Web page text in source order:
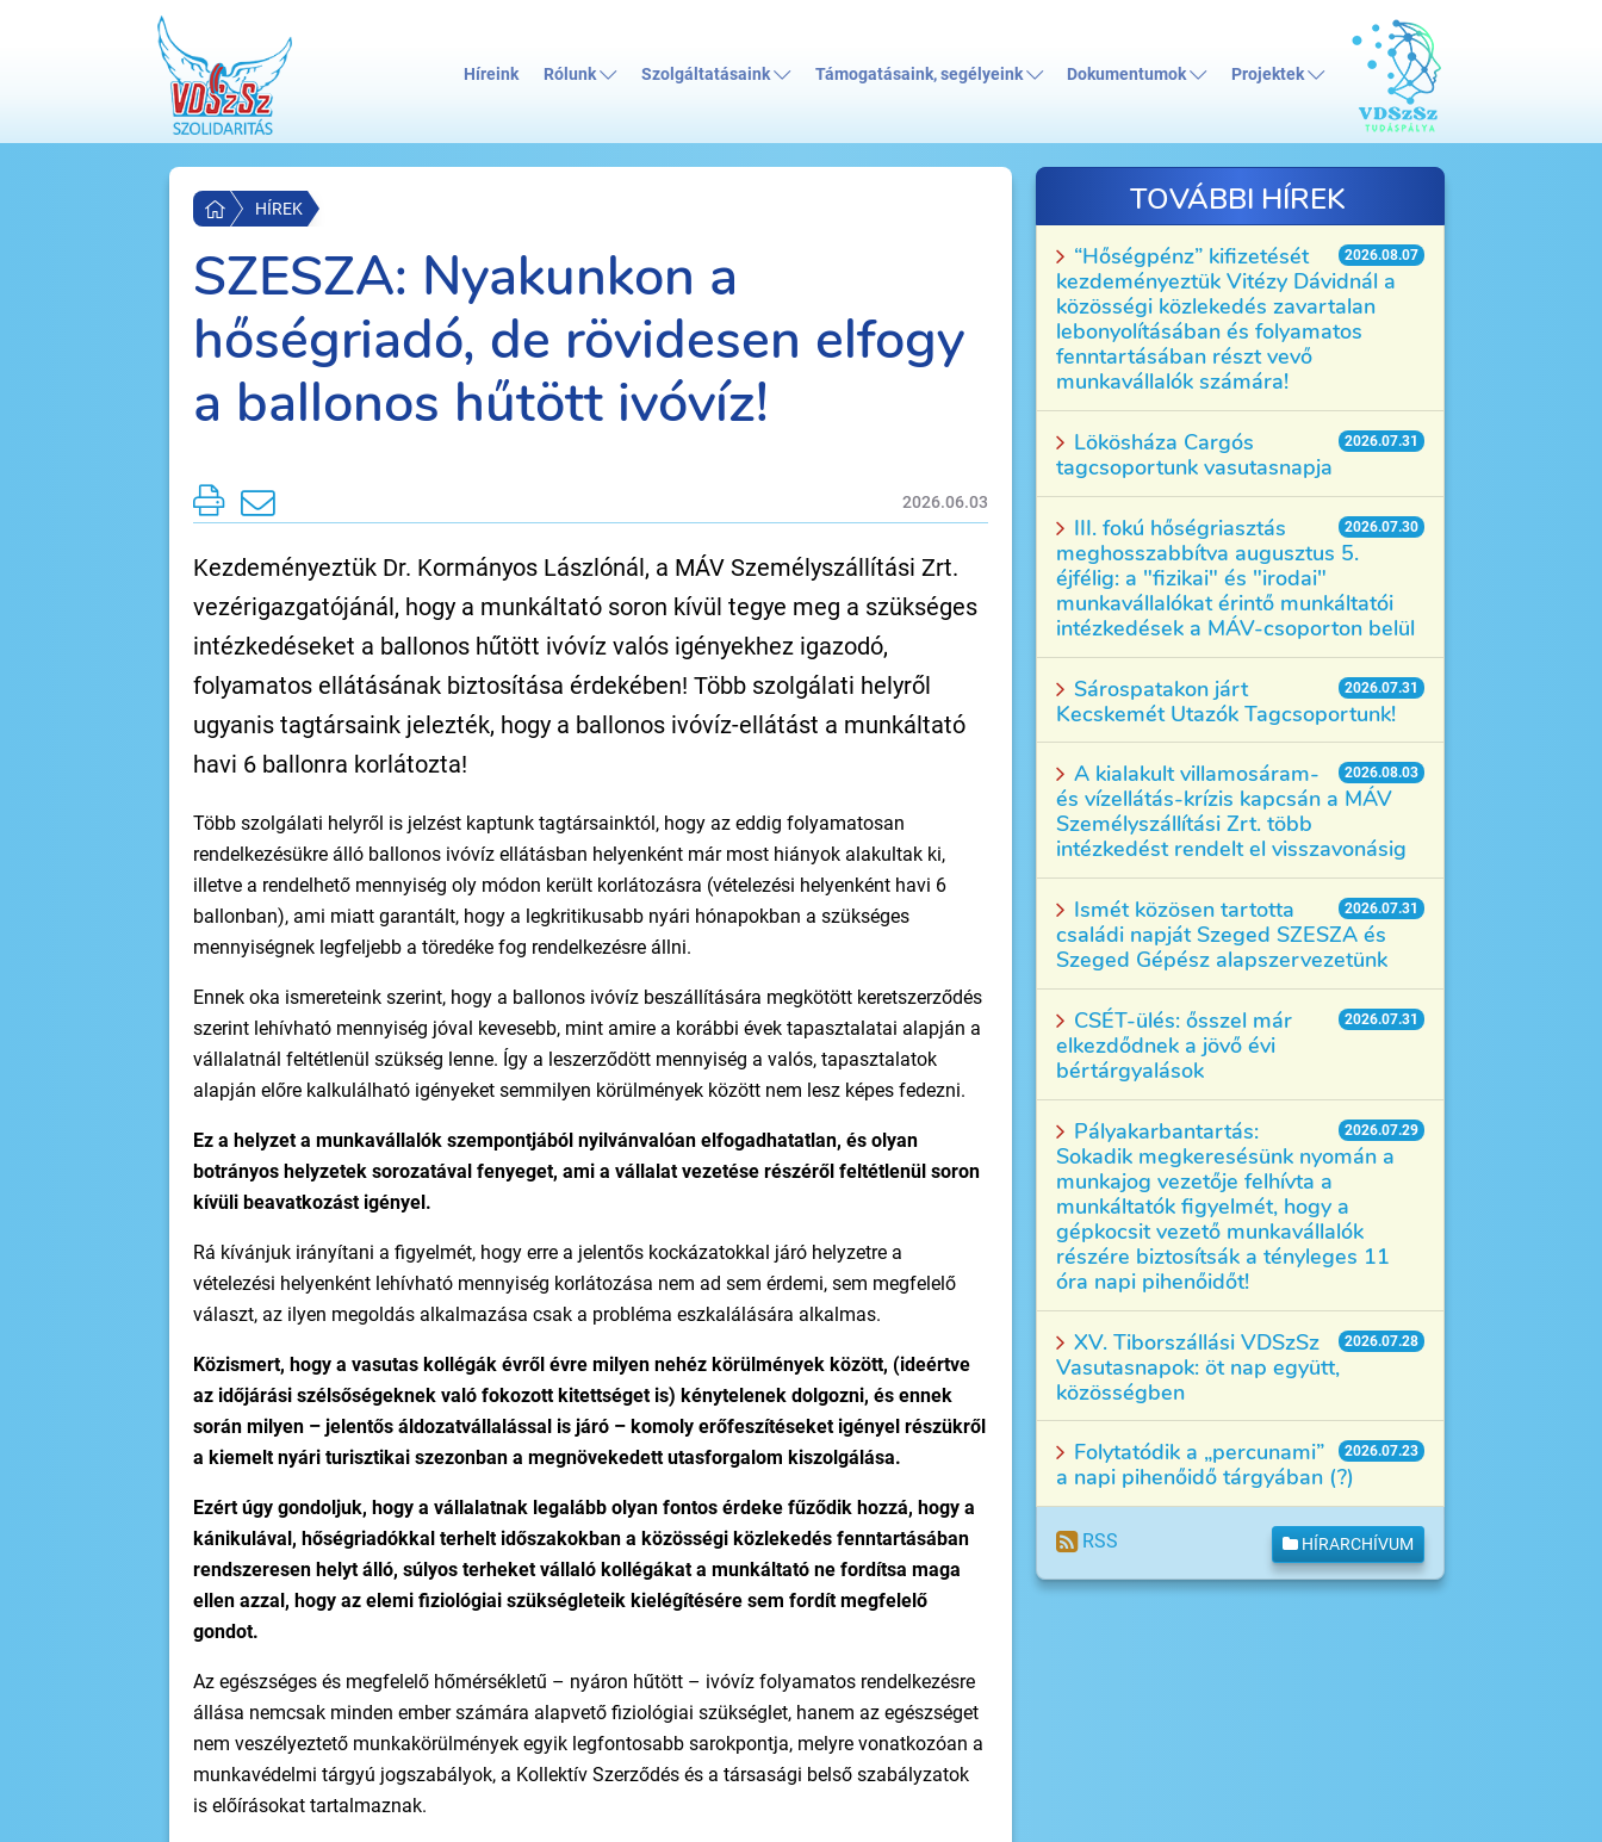
Híreink Rólunk Szolgáltatásaink Támogatásaink, segélyeink Dokumentumok Projektek
HÍREK
SZESZA: Nyakunkon a
hőségriadó, de rövidesen elfogy
a ballonos hűtött ivóvíz!
2026.06.03
Kezdeményeztük Dr. Kormányos Lászlónál, a MÁV Személyszállítási Zrt.
vezérigazgatójánál, hogy a munkáltató soron kívül tegye meg a szükséges
intézkedéseket a ballonos hűtött ivóvíz valós igényekhez igazodó,
folyamatos ellátásának biztosítása érdekében! Több szolgálati helyről
ugyanis tagtársaink jelezték, hogy a ballonos ivóvíz-ellátást a munkáltató
havi 6 ballonra korlátozta!
Több szolgálati helyről is jelzést kaptunk tagtársainktól, hogy az eddig folyamatosan
rendelkezésükre álló ballonos ivóvíz ellátásban helyenként már most hiányok alakultak ki,
illetve a rendelhető mennyiség oly módon került korlátozásra (vételezési helyenként havi 6
ballonban), ami miatt garantált, hogy a legkritikusabb nyári hónapokban a szükséges
mennyiségnek legfeljebb a töredéke fog rendelkezésre állni.
Ennek oka ismereteink szerint, hogy a ballonos ivóvíz beszállítására megkötött keretszerződés
szerint lehívható mennyiség jóval kevesebb, mint amire a korábbi évek tapasztalatai alapján a
vállalatnál feltétlenül szükség lenne. Így a leszerződött mennyiség a valós, tapasztalatok
alapján előre kalkulálható igényeket semmilyen körülmények között nem lesz képes fedezni.
Ez a helyzet a munkavállalók szempontjából nyilvánvalóan elfogadhatatlan, és olyan
botrányos helyzetek sorozatával fenyeget, ami a vállalat vezetése részéről feltétlenül soron
kívüli beavatkozást igényel.
Rá kívánjuk irányítani a figyelmét, hogy erre a jelentős kockázatokkal járó helyzetre a
vételezési helyenként lehívható mennyiség korlátozása nem ad sem érdemi, sem megfelelő
választ, az ilyen megoldás alkalmazása csak a probléma eszkalálására alkalmas.
Közismert, hogy a vasutas kollégák évről évre milyen nehéz körülmények között, (ideértve
az időjárási szélsőségeknek való fokozott kitettséget is) kénytelenek dolgozni, és ennek
során milyen – jelentős áldozatvállalással is járó – komoly erőfeszítéseket igényel részükről
a kiemelt nyári turisztikai szezonban a megnövekedett utasforgalom kiszolgálása.
Ezért úgy gondoljuk, hogy a vállalatnak legalább olyan fontos érdeke fűződik hozzá, hogy a
kánikulával, hőségriadókkal terhelt időszakokban a közösségi közlekedés fenntartásában
rendszeresen helyt álló, súlyos terheket vállaló kollégákat a munkáltató ne fordítsa maga
ellen azzal, hogy az elemi fiziológiai szükségleteik kielégítésére sem fordít megfelelő
gondot.
Az egészséges és megfelelő hőmérsékletű – nyáron hűtött – ivóvíz folyamatos rendelkezésre
állása nemcsak minden ember számára alapvető fiziológiai szükséglet, hanem az egészséget
nem veszélyeztető munkakörülmények egyik legfontosabb sarokpontja, melyre vonatkozóan a
munkavédelmi tárgyú jogszabályok, a Kollektív Szerződés és a társasági belső szabályzatok
is előírásokat tartalmaznak.
TOVÁBBI HÍREK
2026.08.07
“Hőségpénz” kifizetését
kezdeményeztük Vitézy Dávidnál a
közösségi közlekedés zavartalan
lebonyolításában és folyamatos
fenntartásában részt vevő
munkavállalók számára!
2026.07.31
Lökösháza Cargós
tagcsoportunk vasutasnapja
2026.07.30
III. fokú hőségriasztás
meghosszabbítva augusztus 5.
éjfélig: a "fizikai" és "irodai"
munkavállalókat érintő munkáltatói
intézkedések a MÁV-csoporton belül
2026.07.31
Sárospatakon járt
Kecskemét Utazók Tagcsoportunk!
2026.08.03
A kialakult villamosáram-
és vízellátás-krízis kapcsán a MÁV
Személyszállítási Zrt. több
intézkedést rendelt el visszavonásig
2026.07.31
Ismét közösen tartotta
családi napját Szeged SZESZA és
Szeged Gépész alapszervezetünk
2026.07.31
CSÉT-ülés: ősszel már
elkezdődnek a jövő évi
bértárgyalások
2026.07.29
Pályakarbantartás:
Sokadik megkeresésünk nyomán a
munkajog vezetője felhívta a
munkáltatók figyelmét, hogy a
gépkocsit vezető munkavállalók
részére biztosítsák a tényleges 11
óra napi pihenőidőt!
2026.07.28
XV. Tiborszállási VDSzSz
Vasutasnapok: öt nap együtt,
közösségben
2026.07.23
Folytatódik a „percunami”
a napi pihenőidő tárgyában (?)
RSS HÍRARCHÍVUM